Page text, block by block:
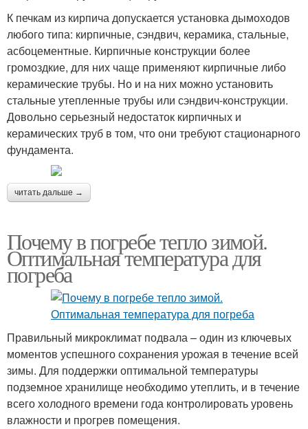
К печкам из кирпича допускается установка дымоходов
любого типа: кирпичные, сэндвич, керамика, стальные,
асбоцементные. Кирпичные конструкции более
громоздкие, для них чаще применяют кирпичные либо
керамические трубы. Но и на них можно установить
стальные утепленные трубы или сэндвич-конструкции.
Довольно серьезный недостаток кирпичных и
керамических труб в том, что они требуют стационарного
фундамента.
читать дальше →
Почему в погребе тепло зимой.
Оптимальная температура для
погреба
Правильный микроклимат подвала – один из ключевых
моментов успешного сохранения урожая в течение всей
зимы. Для поддержки оптимальной температуры
подземное хранилище необходимо утеплить, и в течение
всего холодного времени года контролировать уровень
влажности и прогрев помещения.